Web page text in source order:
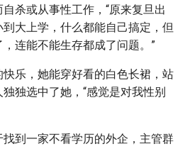
杀或从事性工作，“原来复旦出
大上学，什么都能自己搞定，但
连能不能生存都成了问题。”
乐，她能穿好看的白色长裙，站
独选中了她，“感觉是对我性别
到一家不看学历的外企，主管群